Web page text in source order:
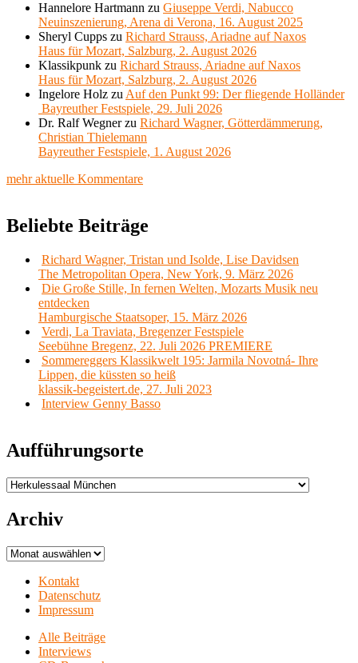
Hannelore Hartmann zu Giuseppe Verdi, Nabucco
Neuinszenierung, Arena di Verona, 16. August 2025
Sheryl Cupps zu Richard Strauss, Ariadne auf Naxos
Haus für Mozart, Salzburg, 2. August 2026
Klassikpunk zu Richard Strauss, Ariadne auf Naxos
Haus für Mozart, Salzburg, 2. August 2026
Ingelore Holz zu Auf den Punkt 99: Der fliegende Holländer
Bayreuther Festspiele, 29. Juli 2026
Dr. Ralf Wegnerzu Richard Wagner, Götterdämmerung,
Christian Thielemann
Bayreuther Festspiele, 1. August 2026
mehr aktuelle Kommentare
Beliebte Beiträge
Richard Wagner, Tristan und Isolde, Lise Davidsen
The Metropolitan Opera, New York, 9. März 2026
Die Große Stille, In fernen Welten, Mozarts Musik neu
entdecken
Hamburgische Staatsoper, 15. März 2026
Verdi, La Traviata, Bregenzer Festspiele
Seebühne Bregenz, 22. Juli 2026 PREMIERE
Sommereggers Klassikwelt 195: Jarmila Novotná- Ihre
Lippen, die küssten so heiß
klassik-begeistert.de, 27. Juli 2023
Interview Genny Basso
Aufführungsorte
Aufführungsorte
Archiv
Archiv
Kontakt
Datenschutz
Impressum
Alle Beiträge
Interviews